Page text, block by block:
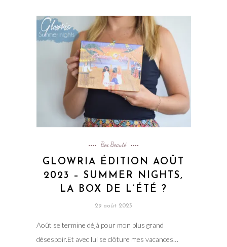
Box Beauté
GLOWRIA ÉDITION AOÛT
2023 – SUMMER NIGHTS,
LA BOX DE L’ÉTÉ ?
29 août 2023
Août se termine déjà pour mon plus grand
désespoir.Et avec lui se clôture mes vacances…